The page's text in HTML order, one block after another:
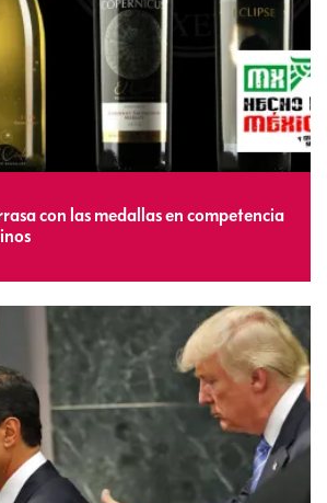
con las medallas en competencia